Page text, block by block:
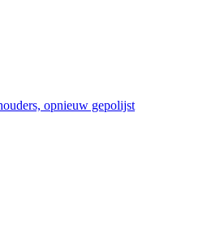
opnieuw gepolijst